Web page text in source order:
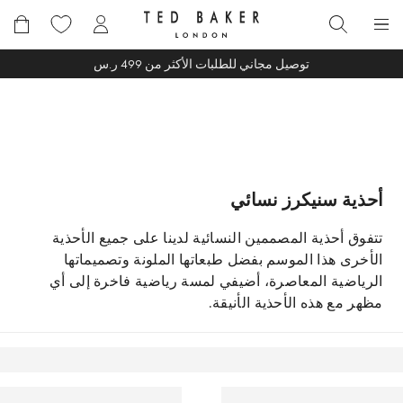
إلى
المحتوى
بحث
توصيل مجاني للطلبات الأكثر من 499 ر.س
أحذية سنيكرز نسائي
تتفوق أحذية المصممين النسائية لدينا على جميع الأحذية
الأخرى هذا الموسم بفضل طبعاتها الملونة وتصميماتها
الرياضية المعاصرة، أضيفي لمسة رياضية فاخرة إلى أي
مظهر مع هذه الأحذية الأنيقة.